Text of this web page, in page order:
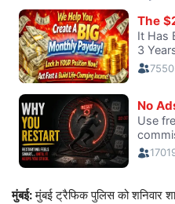
मुंबई:मुंबई ट्रैफिक पुलिस को शनिवार